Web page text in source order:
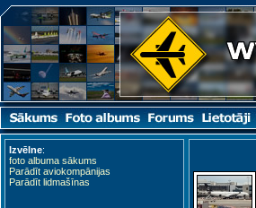
Izvēlne:
foto albuma sākums
Parādīt aviokompānijas
Parādīt lidmašīnas